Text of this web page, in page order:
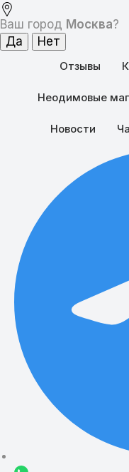
Ваш город Москва?
Отзывы
Неодимовые
Новости